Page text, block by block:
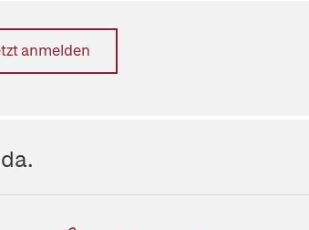
anmelden